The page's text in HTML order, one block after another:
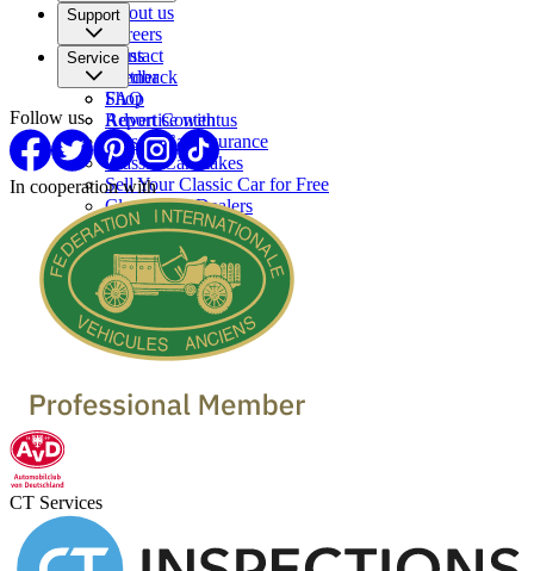
About us
Careers
Press
Partner
Support
Contact
Feedback
FAQ
Report Content
Service
Shop
Advertise with us
Classic Car Insurance
Classic Car makes
Sell Your Classic Car for Free
Classic Car Dealers
Follow us
In cooperation with
CT Services